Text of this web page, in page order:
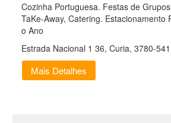
Cozinha Portuguesa. Festas de
TaKe-Away, Catering. Estacionamento
o Ano
Estrada Nacional 1 36, Curia, 3780-
Mais Detalhes